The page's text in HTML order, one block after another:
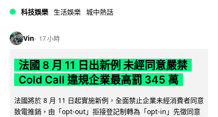
科技娛樂 生活娛樂 城中熱話
Vin 17 小時
法國 8 月 11 日出新例 未經同意嚴禁
Cold Call 違規企業最高罰 345 萬
法國將於 8 月 11 日起實施新例，全面禁止企業未經消費者同意
致電推銷，由「opt-out」拒接登記制轉為「opt-in」先徵同意